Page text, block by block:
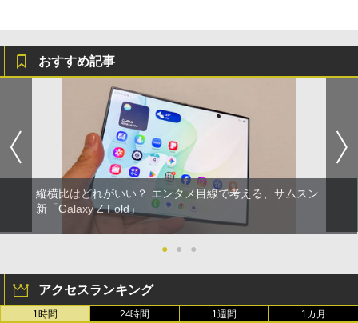
おすすめ記事
縦横比はどれがいい？ エンタメ目線で考える、サムスン
新「Galaxy Z Fold」
● ● ●
アクセスランキング
1時間 24時間 1週間 1カ月